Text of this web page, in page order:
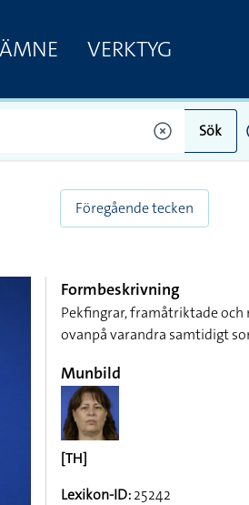
ÄMNE VERKTYG
Sök
Föregående tecken
Formbeskrivning
Pekfingrar, framåtriktade
ovanpå varandra samtidigt
Munbild
[TH]
Lexikon-ID:25242